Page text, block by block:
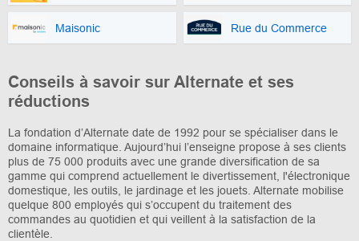
Maisonic Rue du Commerce
Conseils à savoir sur Alternate et ses
réductions
La fondation d’Alternate date de 1992 pour se spécialiser dans le
domaine informatique. Aujourd’hui l’enseigne propose à ses clients
plus de 75 000 produits avec une grande diversification de sa
gamme qui comprend actuellement le divertissement, l'électronique
domestique, les outils, le jardinage et les jouets. Alternate mobilise
quelque 800 employés qui s’occupent du traitement des
commandes au quotidien et qui veillent à la satisfaction de la
clientèle.